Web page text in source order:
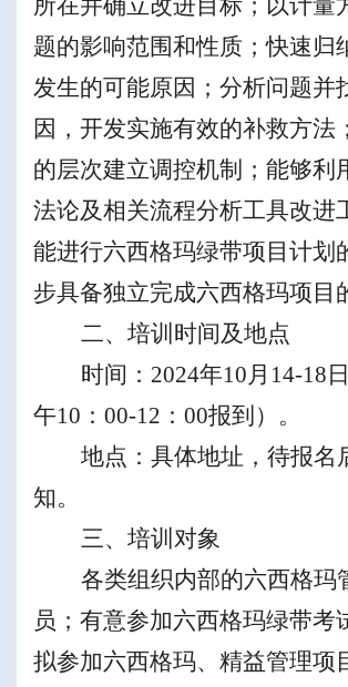
所在并确立改进目标；以计量
题的影响范围和性质；快速归
发生的可能原因；分析问题并
因，开发实施有效的补救方法
的层次建立调控机制；能够利
法论及相关流程分析工具改进
能进行六西格玛绿带项目计划
步具备独立完成六西格玛项目
二、培训时间及地点
时间： 2024年10月 14-18 日
午10 ： 00-12 ： 00报到） 。
地点 ：具体地址，待报名
知。
三、培训对象
各类组织内部的六西格玛
员；有意参加六西格玛绿带考
拟参加六西格玛、精益管理项